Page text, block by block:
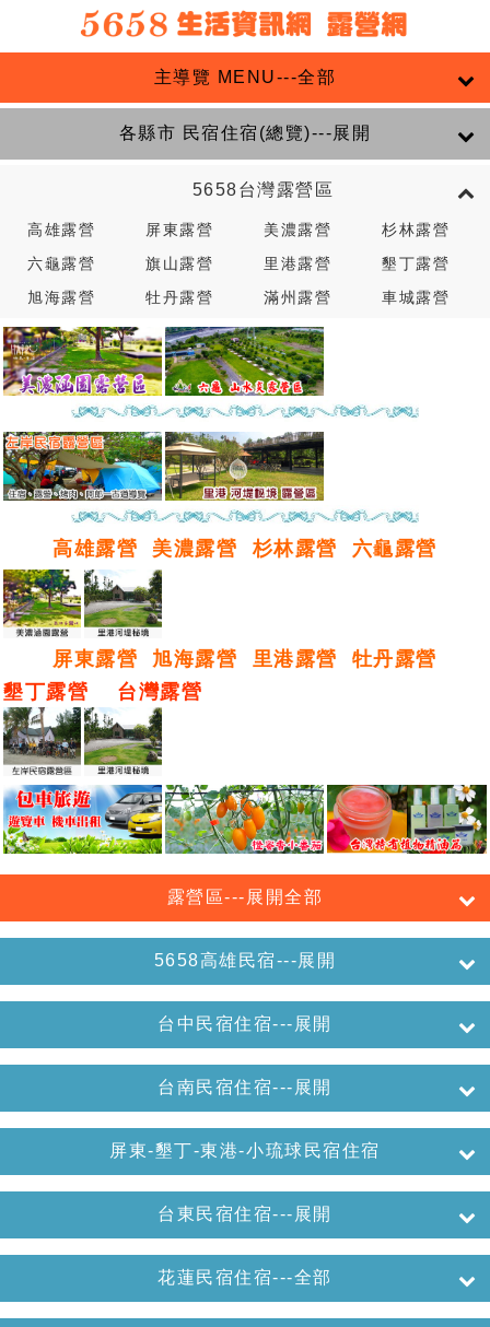
主導覽 MENU---全部
各縣市 民宿住宿(總覽)---展開
5658台灣露營區
高雄露營 屏東露營 美濃露營 杉林露營
六龜露營 旗山露營 里港露營 墾丁露營
旭海露營 牡丹露營 滿州露營 車城露營
高雄露營 美濃露營 杉林露營 六龜露營
屏東露營 旭海露營 里港露營
牡丹露營
墾丁露營
台灣露營
露營區---展開全部
5658高雄民宿---展開
台中民宿住宿---展開
台南民宿住宿---展開
屏東-墾丁-東港-小琉球民宿住宿
台東民宿住宿---展開
花蓮民宿住宿---全部